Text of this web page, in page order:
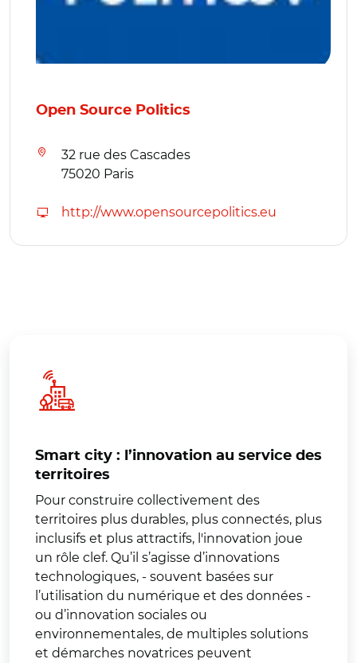
Open Source Politics
32 rue des Cascades
75020 Paris
http://www.opensourcepolitics.eu
Smart city : l’innovation au service des
territoires
Pour construire collectivement des
territoires plus durables, plus connectés, plus
inclusifs et plus attractifs, l'innovation joue
un rôle clef. Qu’il s’agisse d’innovations
technologiques, - souvent basées sur
l’utilisation du numérique et des données -
ou d’innovation sociales ou
environnementales, de multiples solutions
et démarches novatrices peuvent